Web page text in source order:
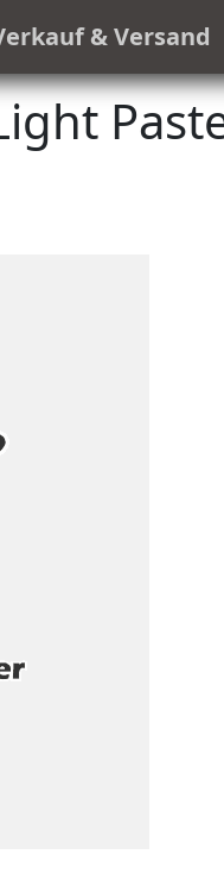
& Versand